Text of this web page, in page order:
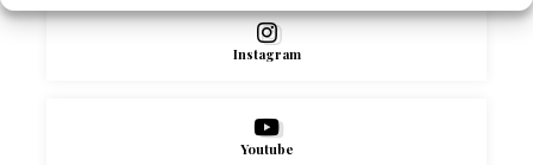
Instagram
Youtube